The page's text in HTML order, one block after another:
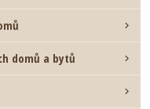

domů a bytů 
